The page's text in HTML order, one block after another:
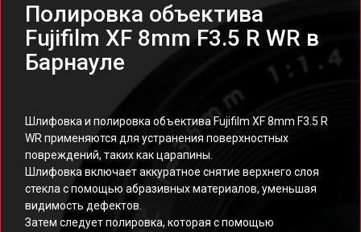
Полировка объектива
Fujifilm XF 8mm F3.5 R WR в
Барнауле
Шлифовка и полировка объектива Fujifilm XF 8mm F3.5 R
WR применяются для устранения поверхностных
повреждений, таких как царапины.
Шлифовка включает аккуратное снятие верхнего слоя
стекла с помощью абразивных материалов, уменьшая
видимость дефектов.
Затем следует полировка, которая с помощью